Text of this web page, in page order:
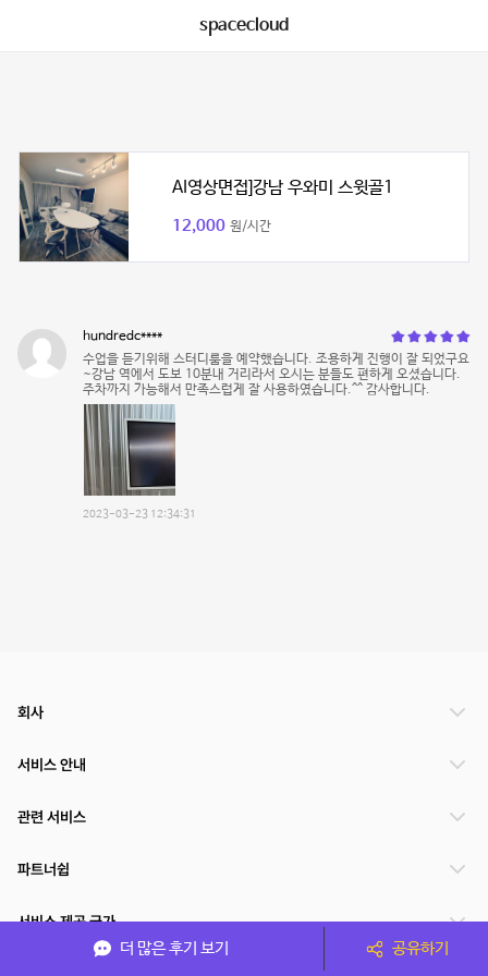
spacecloud
AI영상면접]강남 우와미 스윗골1
12,000 원/시간
hundredc****
수업을 듣기위해 스터디룸을 예약했습니다. 조용하게 진행이 잘 되었구요
~강남 역에서 도보 10분내 거리라서 오시는 분들도 편하게 오셨습니다.
주차까지 가능해서 만족스럽게 잘 사용하였습니다.^^ 감사합니다.
2023-03-23 12:34:31
더 많은 후기 보기 공유하기
회사
서비스 안내
관련 서비스
파트너쉽
서비스 제공 국가